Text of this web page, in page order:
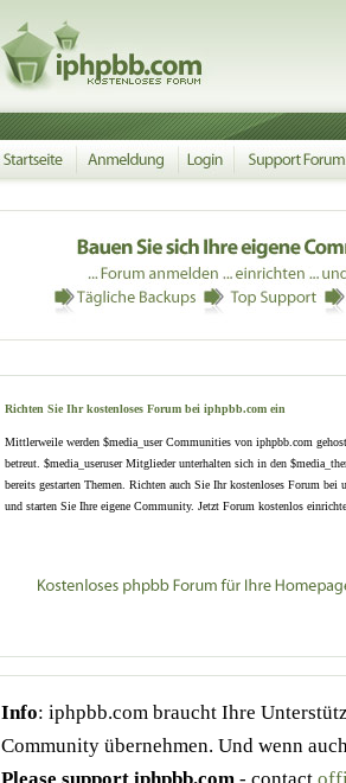
Richten Sie Ihr kostenloses Forum bei iphpbb.com ein
Mittlerweile werden $media_user Communities von iphpbb.com
betreut. $media_useruser Mitglieder unterhalten sich in den
bereits gestarten Themen. Richten auch Sie Ihr kostenloses Forum bei
und starten Sie Ihre eigene Community. Jetzt Forum kostenlos
Info: iphpbb.com braucht Ihre
Community übernehmen. Und wenn
Please support iphpbb.com - contact